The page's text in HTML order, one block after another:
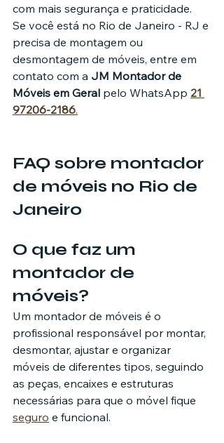
com mais segurança e praticidade.
Se você está no Rio de Janeiro - RJ e
precisa de montagem ou
desmontagem de móveis, entre em
contato com a JM Montador de
Móveis em Geral pelo WhatsApp 21
97206-2186.
FAQ sobre montador
de móveis no Rio de
Janeiro
O que faz um
montador de
móveis?
Um montador de móveis é o
profissional responsável por montar,
desmontar, ajustar e organizar
móveis de diferentes tipos, seguindo
as peças, encaixes e estruturas
necessárias para que o móvel fique
seguro e funcional.